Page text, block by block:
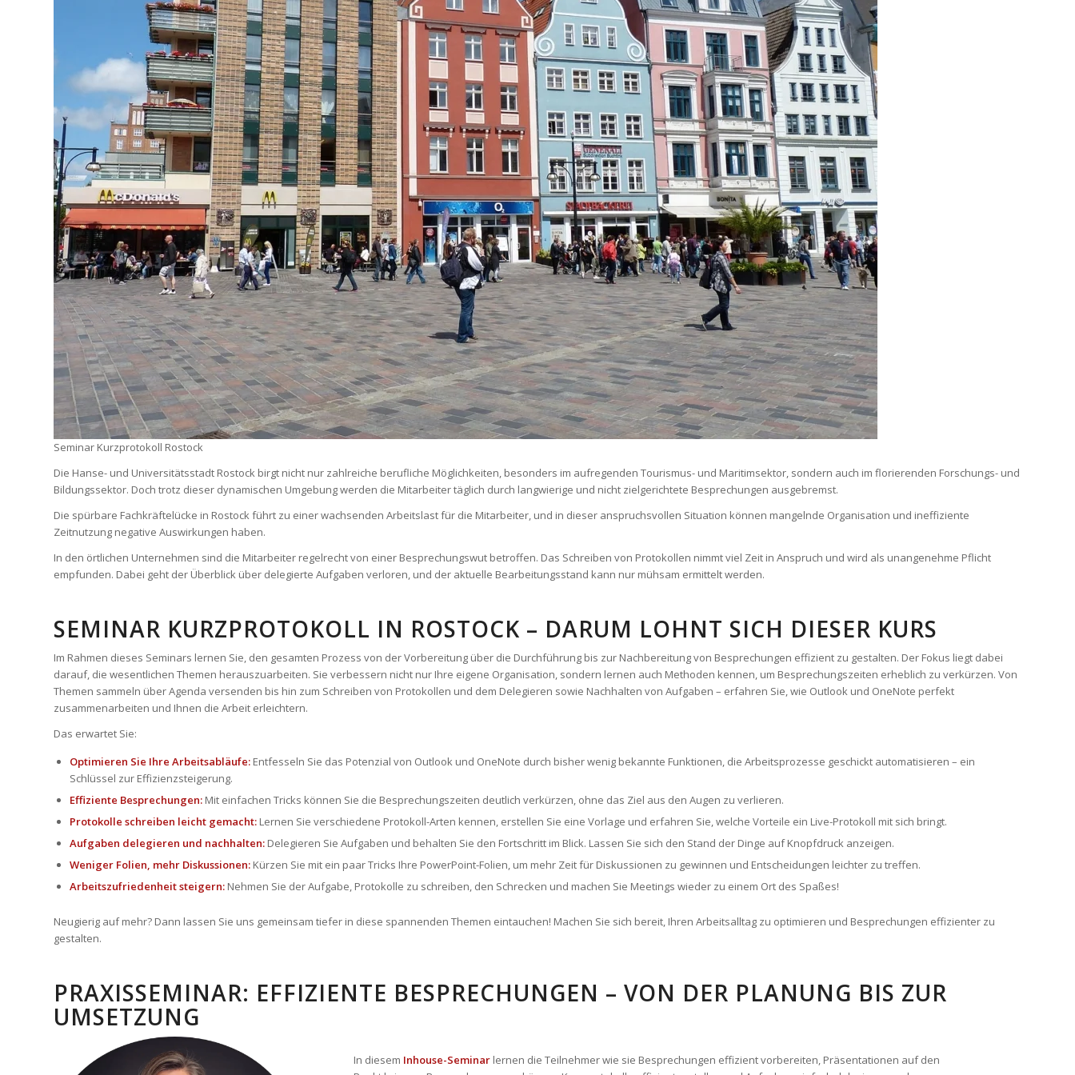
Seminar Kurzprotokoll Rostock
Die Hanse- und Universitätsstadt Rostock birgt nicht nur zahlreiche berufliche Möglichkeiten, besonders im aufregenden Tourismus- und Maritimsektor, sondern auch im florierenden Forschungs- und
Bildungssektor. Doch trotz dieser dynamischen Umgebung werden die Mitarbeiter täglich durch langwierige und nicht zielgerichtete Besprechungen ausgebremst.
Die spürbare Fachkräftelücke in Rostock führt zu einer wachsenden Arbeitslast für die Mitarbeiter, und in dieser anspruchsvollen Situation können mangelnde Organisation und ineffiziente
Zeitnutzung negative Auswirkungen haben.
In den örtlichen Unternehmen sind die Mitarbeiter regelrecht von einer Besprechungswut betroffen. Das Schreiben von Protokollen nimmt viel Zeit in Anspruch und wird als unangenehme Pflicht
empfunden. Dabei geht der Überblick über delegierte Aufgaben verloren, und der aktuelle Bearbeitungsstand kann nur mühsam ermittelt werden.
SEMINAR KURZPROTOKOLL IN ROSTOCK – DARUM LOHNT SICH DIESER KURS
Im Rahmen dieses Seminars lernen Sie, den gesamten Prozess von der Vorbereitung über die Durchführung bis zur Nachbereitung von Besprechungen effizient zu gestalten. Der Fokus liegt dabei
darauf, die wesentlichen Themen herauszuarbeiten. Sie verbessern nicht nur Ihre eigene Organisation, sondern lernen auch Methoden kennen, um Besprechungszeiten erheblich zu verkürzen. Von
Themen sammeln über Agenda versenden bis hin zum Schreiben von Protokollen und dem Delegieren sowie Nachhalten von Aufgaben – erfahren Sie, wie Outlook und OneNote perfekt
zusammenarbeiten und Ihnen die Arbeit erleichtern.
Das erwartet Sie:
Optimieren Sie Ihre Arbeitsabläufe: Entfesseln Sie das Potenzial von Outlook und OneNote durch bisher wenig bekannte Funktionen, die Arbeitsprozesse geschickt automatisieren – ein
Schlüssel zur Effizienzsteigerung.
Effiziente Besprechungen: Mit einfachen Tricks können Sie die Besprechungszeiten deutlich verkürzen, ohne das Ziel aus den Augen zu verlieren.
Protokolle schreiben leicht gemacht: Lernen Sie verschiedene Protokoll-Arten kennen, erstellen Sie eine Vorlage und erfahren Sie, welche Vorteile ein Live-Protokoll mit sich bringt.
Aufgaben delegieren und nachhalten: Delegieren Sie Aufgaben und behalten Sie den Fortschritt im Blick. Lassen Sie sich den Stand der Dinge auf Knopfdruck anzeigen.
Weniger Folien, mehr Diskussionen: Kürzen Sie mit ein paar Tricks Ihre PowerPoint-Folien, um mehr Zeit für Diskussionen zu gewinnen und Entscheidungen leichter zu treffen.
Arbeitszufriedenheit steigern: Nehmen Sie der Aufgabe, Protokolle zu schreiben, den Schrecken und machen Sie Meetings wieder zu einem Ort des Spaßes!
Neugierig auf mehr? Dann lassen Sie uns gemeinsam tiefer in diese spannenden Themen eintauchen! Machen Sie sich bereit, Ihren Arbeitsalltag zu optimieren und Besprechungen effizienter zu
gestalten.
PRAXISSEMINAR: EFFIZIENTE BESPRECHUNGEN – VON DER PLANUNG BIS ZUR
UMSETZUNG
In diesem Inhouse-Seminar lernen die Teilnehmer wie sie Besprechungen effizient vorbereiten, Präsentationen auf den